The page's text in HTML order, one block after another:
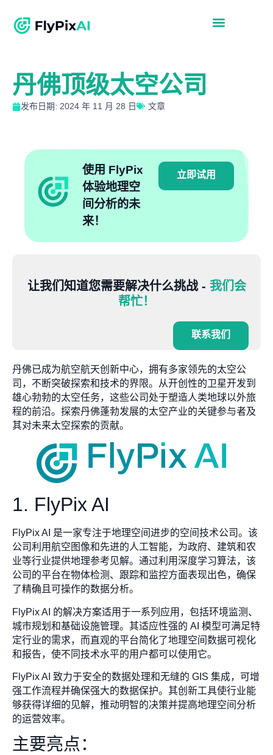
丹佛顶级太空公司
发布日期: 2024 年 11 月 28 日 文章
使用 FlyPix
体验地理空
间分析的未
来！
立即试用
让我们知道您需要解决什么挑战 - 我们会
帮忙！
联系我们
丹佛已成为航空航天创新中心，拥有多家领先的太空公
司，不断突破探索和技术的界限。从开创性的卫星开发到
雄心勃勃的太空任务，这些公司处于塑造人类地球以外旅
程的前沿。探索丹佛蓬勃发展的太空产业的关键参与者及
其对未来太空探索的贡献。
1. FlyPix AI
FlyPix AI 是一家专注于地理空间进步的空间技术公司。该
公司利用航空图像和先进的人工智能，为政府、建筑和农
业等行业提供地理参考见解。通过利用深度学习算法，该
公司的平台在物体检测、跟踪和监控方面表现出色，确保
了精确且可操作的数据分析。
FlyPix AI 的解决方案适用于一系列应用，包括环境监测、
城市规划和基础设施管理。其适应性强的 AI 模型可满足特
定行业的需求，而直观的平台简化了地理空间数据可视化
和报告，使不同技术水平的用户都可以使用它。
FlyPix AI 致力于安全的数据处理和无缝的 GIS 集成，可增
强工作流程并确保强大的数据保护。其创新工具使行业能
够获得详细的见解，推动明智的决策并提高地理空间分析
的运营效率。
主要亮点：